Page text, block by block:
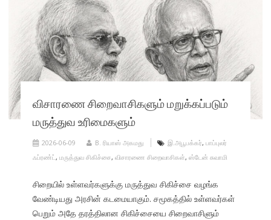
விசாரணை சிறைவாசிகளும் மறுக்கப்படும்
மருத்துவ உரிமைகளும்
2026-06-09 B. ரியாஸ் அகமது இ.அபூபக்கர், பாப்புலர்
ஃப்ரண்ட், மருத்துவ சிகிச்சை, விசாரணை சிறைவாசிகள், ஸ்டேன் சுவாமி
சிறையில் உள்ளவர்களுக்கு மருத்துவ சிகிச்சை வழங்க
வேண்டியது அரசின் கடமையாகும். சமூகத்தில் உள்ளவர்கள்
பெறும் அதே தரத்திலான சிகிச்சையை சிறைவாசிளும்